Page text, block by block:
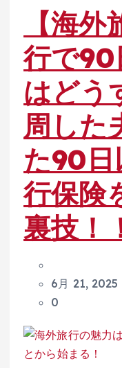
【海
行で90
はどう
周した
た90日
行保険
裏技！
6月 21, 2025
0